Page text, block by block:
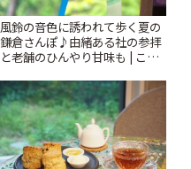
風鈴の音色に誘われて歩く夏の
鎌倉さんぽ♪由緒ある社の参拝
と老舗のひんやり甘味も | こと